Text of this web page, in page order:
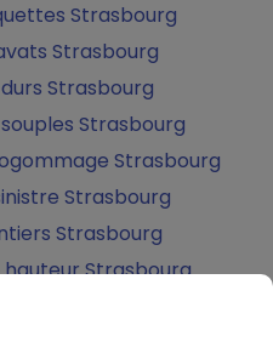
Strasbourg
Strasbourg
Strasbourg
Strasbourg
Strasbourg
Strasbourg
Strasbourg
Strasbourg